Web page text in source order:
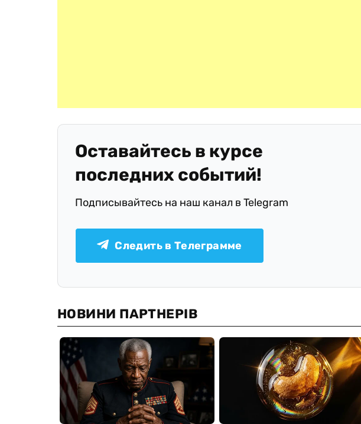
Оставайтесь в курсе
последних событий!
Подписывайтесь на наш канал в Telegram
Следить в Телеграмме